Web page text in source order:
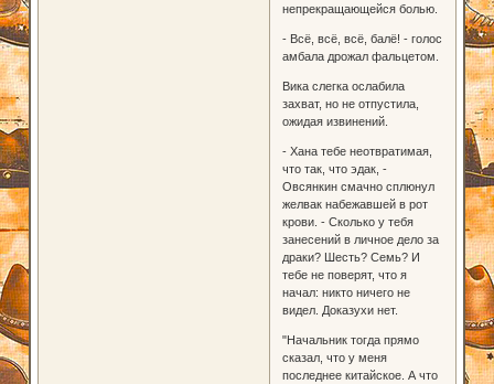
непрекращающейся болью.
- Всё, всё, всё, балё! - голос
амбала дрожал фальцетом.
Вика слегка ослабила
захват, но не отпустила,
ожидая извинений.
- Хана тебе неотвратимая,
что так, что эдак, -
Овсянкин смачно сплюнул
желвак набежавшей в рот
крови. - Сколько у тебя
занесений в личное дело за
драки? Шесть? Семь? И
тебе не поверят, что я
начал: никто ничего не
видел. Доказухи нет.
"Начальник тогда прямо
сказал, что у меня
последнее китайское. А что